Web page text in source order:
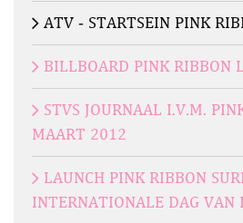
ATV - STARTSEIN PINK
BILLBOARD PINK RIBBON
STVS JOURNAAL I.V.M.
MAART 2012
LAUNCH PINK RIBBON
INTERNATIONALE DAG VAN